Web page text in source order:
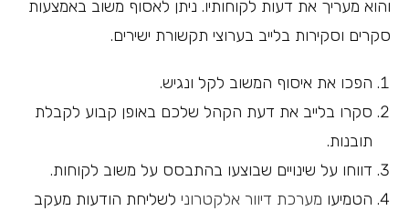
והוא מעריך את דעות לקוחותיו. ניתן לאסוף משוב באמצעות
סקרים וסקירות בלייב בערוצי תקשורת ישירים.
הפכו את איסוף המשוב לקל ונגיש.
סקרו בלייב את דעת הקהל שלכם באופן קבוע לקבלת
תובנות.
דווחו על שינויים שבוצעו בהתבסס על משוב לקוחות.
הטמיעו מערכת דיוור אלקטרוני לשליחת הודעות מעקב